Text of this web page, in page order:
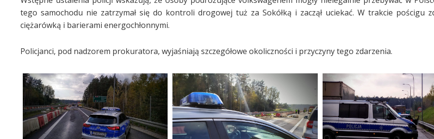
tego samochodu nie zatrzymał się do kontroli drogowej tuż za Sokółką i zaczął uciekać. W trakcie pościgu
ciężarówką i barierami energochłonnymi.
Policjanci, pod nadzorem prokuratora, wyjaśniają szczegółowe okoliczności i przyczyny tego zdarzenia.